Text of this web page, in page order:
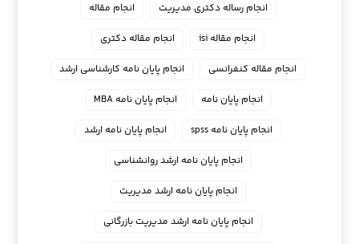
انجام رساله دکتری مدیریت
انجام مقاله
انجام مقاله isi
انجام مقاله دکتری
انجام مقاله کنفرانسی
انجام پايان نامه كارشناسي ارشد
انجام پایان نامه
انجام پایان نامه MBA
انجام پایان نامه spss
انجام پایان نامه ارشد
انجام پایان نامه ارشد روانشناسی
انجام پایان نامه ارشد مدیریت
انجام پایان نامه ارشد مدیریت بازرگانی